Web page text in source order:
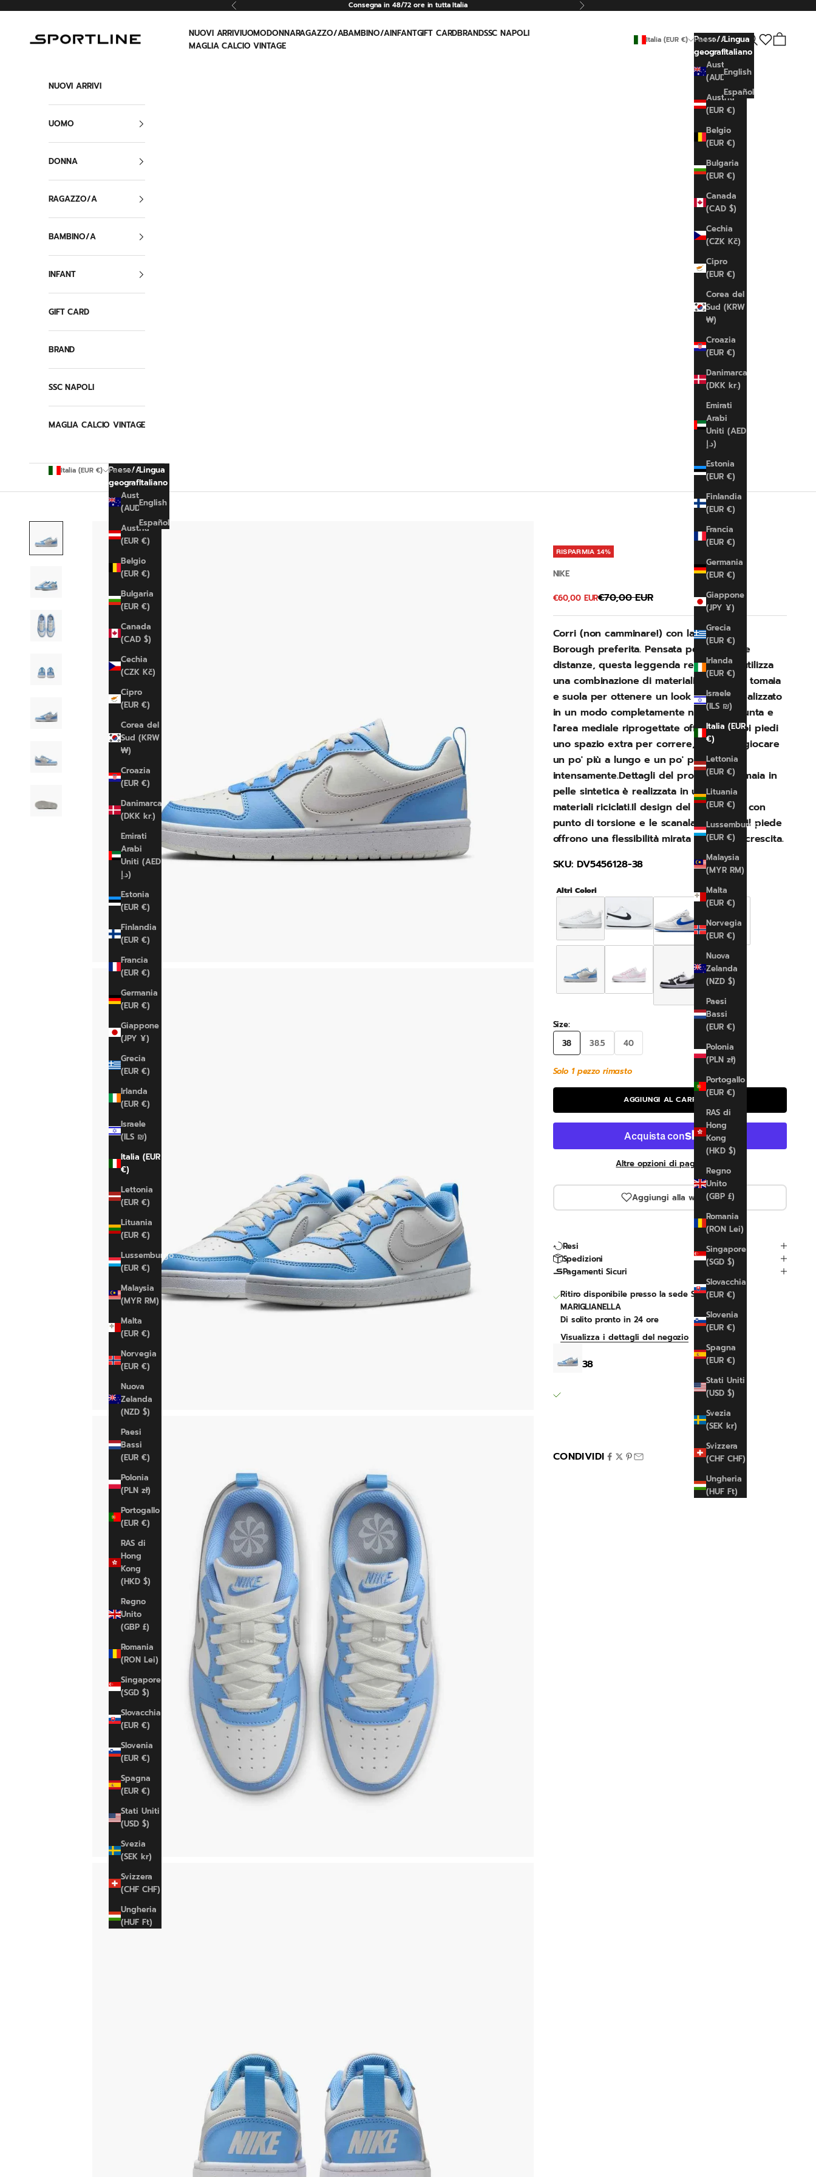
Precedente Consegna in 48/72 ore in tutta Italia Successivo
Sportline NUOVI ARRIVIUOMODONNARAGAZZO/ABAMBINO/AINFANTGIFT CARDBRANDSSC NAPOLI
MAGLIA CALCIO VINTAGE
Italia (EUR €) Paese/Area
geografica
Australia
(AUD $)
Austria
(EUR €)
Belgio
(EUR €)
Bulgaria
(EUR €)
Canada
(CAD $)
Cechia
(CZK Kč)
Cipro
(EUR €)
Corea del
Sud (KRW
₩)
Croazia
(EUR €)
Danimarca
(DKK kr.)
Emirati
Arabi
Uniti (AED
د.إ)
Estonia
(EUR €)
Finlandia
(EUR €)
Francia
(EUR €)
Germania
(EUR €)
Giappone
(JPY ¥)
Grecia
(EUR €)
Irlanda
(EUR €)
Israele
(ILS ₪)
Italia (EUR
€)
Lettonia
(EUR €)
Lituania
(EUR €)
Lussemburgo
(EUR €)
Malaysia
(MYR RM)
Malta
(EUR €)
Norvegia
(EUR €)
Nuova
Zelanda
(NZD $)
Paesi
Bassi
(EUR €)
Polonia
(PLN zł)
Portogallo
(EUR €)
RAS di
Hong
Kong
(HKD $)
Regno
Unito
(GBP £)
Romania
(RON Lei)
Singapore
(SGD $)
Slovacchia
(EUR €)
Slovenia
(EUR €)
Spagna
(EUR €)
Stati Uniti
(USD $)
Svezia
(SEK kr)
Svizzera
(CHF CHF)
Ungheria
(HUF Ft)
Italiano Lingua
Italiano
English
Español
Cerca Carrello
NUOVI ARRIVI
UOMO
DONNA
RAGAZZO/A
BAMBINO/A
INFANT
GIFT CARD
BRAND
SSC NAPOLI
MAGLIA CALCIO VINTAGE
Italia (EUR €) Paese/Area
geografica
Australia
(AUD $)
Austria
(EUR €)
Belgio
(EUR €)
Bulgaria
(EUR €)
Canada
(CAD $)
Cechia
(CZK Kč)
Cipro
(EUR €)
Corea del
Sud (KRW
₩)
Croazia
(EUR €)
Danimarca
(DKK kr.)
Emirati
Arabi
Uniti (AED
د.إ)
Estonia
(EUR €)
Finlandia
(EUR €)
Francia
(EUR €)
Germania
(EUR €)
Giappone
(JPY ¥)
Grecia
(EUR €)
Irlanda
(EUR €)
Israele
(ILS ₪)
Italia (EUR
€)
Lettonia
(EUR €)
Lituania
(EUR €)
Lussemburgo
(EUR €)
Malaysia
(MYR RM)
Malta
(EUR €)
Norvegia
(EUR €)
Nuova
Zelanda
(NZD $)
Paesi
Bassi
(EUR €)
Polonia
(PLN zł)
Portogallo
(EUR €)
RAS di
Hong
Kong
(HKD $)
Regno
Unito
(GBP £)
Romania
(RON Lei)
Singapore
(SGD $)
Slovacchia
(EUR €)
Slovenia
(EUR €)
Spagna
(EUR €)
Stati Uniti
(USD $)
Svezia
(SEK kr)
Svizzera
(CHF CHF)
Ungheria
(HUF Ft)
Italiano Lingua
Italiano
English
Español
RISPARMIA 14%
NIKE
Prezzo scontato
€60,00 EURPrezzo
€70,00 EUR
Corri (non camminare!) con la tua nuova
Borough preferita. Pensata per le lunghe
distanze, questa leggenda reinventata utilizza
una combinazione di materiali riciclati su tomaia
e suola per ottenere un look classico, realizzato
in un modo completamente nuovo. La punta e
l'area mediale riprogettate offrono ai tuoi piedi
uno spazio extra per correre, saltare e giocare
un po' più a lungo e un po' più
intensamente.Dettagli del prodottoLa tomaia in
pelle sintetica è realizzata in un misto di
materiali riciclati.Il design del battistrada con
punto di torsione e le scanalature sotto il piede
offrono una flessibilità mirata ai piedi in crescita.
SKU: DV5456128-38
Altri Colori
Size:
38
38.5 40
Solo 1 pezzo rimasto
AGGIUNGI AL CARRELLO
Altre opzioni di pagamento
Aggiungi alla wishlist
Resi
Spedizioni
Pagamenti Sicuri
Ritiro disponibile presso la sede SPORTLINE
MARIGLIANELLA
Di solito pronto in 24 ore
Visualizza i dettagli del negozio
38
Ritiro disponibile, Di solito pronto in 24 ore
CONDIVIDI